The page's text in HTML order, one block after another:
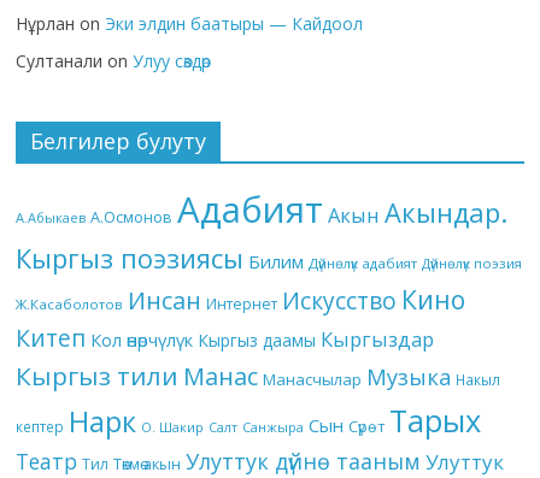
Нұрлан on Эки элдин баатыры — Кайдоол
Султанали onУлуу сөздөр
Белгилер булуту
А.Абыкаев А.Осмонов Адабият Акын Акындар.
Кыргыз поэзиясы Билим Дүйнөлүк адабият Дүйнөлүк поэзия
Ж.Касаболотов Инсан Интернет Искусство Кино
Китеп Кол өнөрчүлүк Кыргыз даамы Кыргыздар
Кыргыз тили Манас Манасчылар Музыка Накыл
кептер Нарк О. Шакир Салт Санжыра Сын Сүрөт Тарых
Театр Тил Төкмө акын Улуттук дүйнө тааным Улуттук